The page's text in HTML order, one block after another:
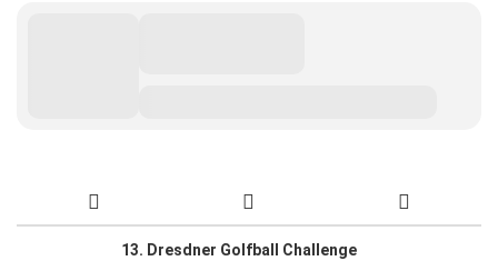
13. Dresdner Golfball Challenge